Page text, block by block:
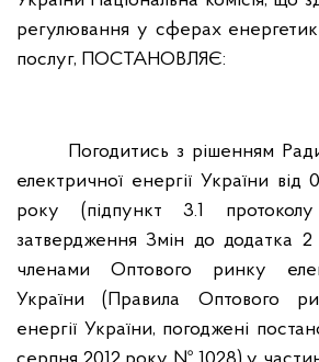
регулювання у сферах
послуг, ПОСТАНОВЛЯЄ:
Погодитись з рішенням
електричної енергії України від
року (підпункт 3.1
затвердження Змін до додатка
членами Оптового ринку
України (Правила Оптового
енергії України, погоджені